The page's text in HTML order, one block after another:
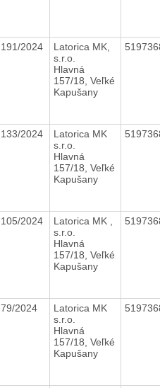
191/2024
Latorica MK,
s.r.o.
Hlavná
157/18, Veľké
Kapušany
133/2024
Latorica MK
s.r.o.
Hlavná
157/18, Veľké
Kapušany
105/2024
Latorica MK ,
s.r.o.
Hlavná
157/18, Veľké
Kapušany
79/2024
Latorica MK
s.r.o.
Hlavná
157/18, Veľké
Kapušany